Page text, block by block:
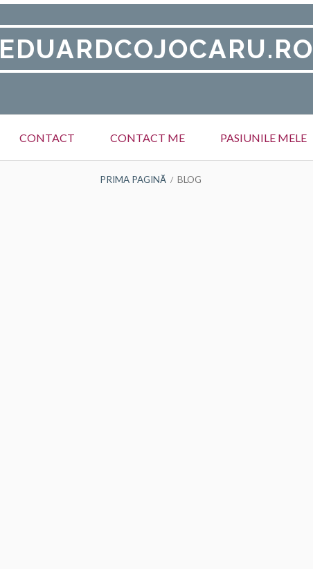
EDUARDCOJOCARU.RO
CONTACT CONTACT ME PASIUNILE MELE
PRIMA PAGINĂ BLOG